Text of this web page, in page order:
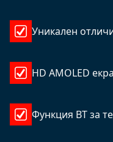
Уникален
HD AMOLED
Функция BT за